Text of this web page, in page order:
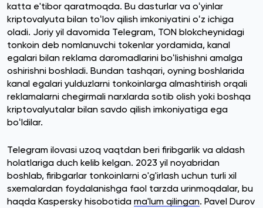
katta e'tibor qaratmoqda. Bu dasturlar va oʻyinlar
kriptovalyuta bilan toʻlov qilish imkoniyatini oʻz ichiga
oladi. Joriy yil davomida Telegram, TON blokcheynidagi
tonkoin deb nomlanuvchi tokenlar yordamida, kanal
egalari bilan reklama daromadlarini boʻlishishni amalga
oshirishni boshladi. Bundan tashqari, oyning boshlarida
kanal egalari yulduzlarni tonkoinlarga almashtirish orqali
reklamalarni chegirmali narxlarda sotib olish yoki boshqa
kriptovalyutalar bilan savdo qilish imkoniyatiga ega
boʻldilar.
Telegram ilovasi uzoq vaqtdan beri firibgarlik va aldash
holatlariga duch kelib kelgan. 2023 yil noyabridan
boshlab, firibgarlar tonkoinlarni o'g'irlash uchun turli xil
sxemalardan foydalanishga faol tarzda urinmoqdalar, bu
haqda Kaspersky hisobotida ma'lum qilingan. Pavel Durov